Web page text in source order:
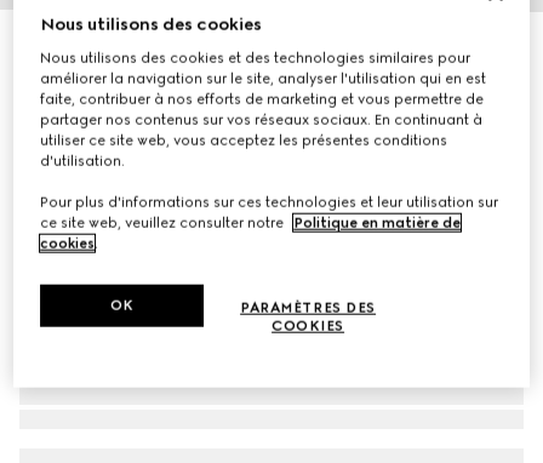
Bracelet avec breloque Gucci Bamboo 1947
CHF 570
Nous utilisons des cookies
Nous utilisons des cookies et des technologies similaires pour
améliorer la navigation sur le site, analyser l'utilisation qui en est
faite, contribuer à nos efforts de marketing et vous permettre de
partager nos contenus sur vos réseaux sociaux. En continuant à
utiliser ce site web, vous acceptez les présentes conditions
d'utilisation.
Pour plus d'informations sur ces technologies et leur utilisation sur
ce site web, veuillez consulter notre
Politique en matière de
cookies.
PARAMÈTRES DES
COOKIES
OK